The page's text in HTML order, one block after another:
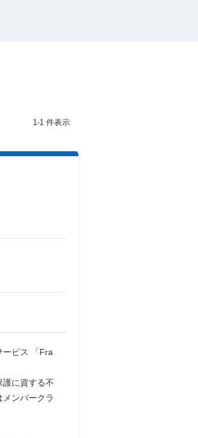
1-1 件表示
ービス 「Fra
に資する不
ンバークラ